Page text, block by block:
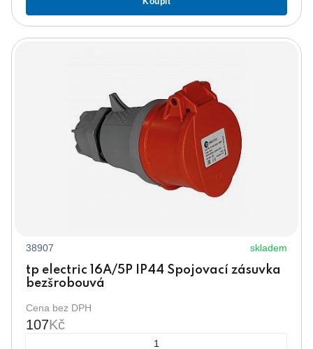
38907 skladem
tp electric 16A/5P IP44 Spojovací zásuvka
bezšrobouvá
Cena bez DPH
107Kč